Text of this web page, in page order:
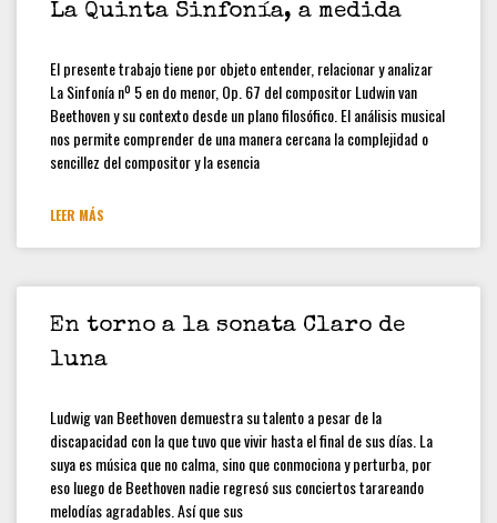
Cuadernos de Trabajo: colección
[CONVOCATORIA CERRADA]
Convocatoria Preliminar: 3ra
Convocatoria abierta, colección
estudiantes y docentes
La Quinta Sinfonía, a medida
El presente trabajo tiene por objeto entender, relacionar y analizar
La Sinfonía nº 5 en do menor, Op. 67 del compositor Ludwin van
Beethoven y su contexto desde un plano filosófico. El análisis musical
nos permite comprender de una manera cercana la complejidad o
sencillez del compositor y la esencia
LEER MÁS
En torno a la sonata Claro de
luna
Ludwig van Beethoven demuestra su talento a pesar de la
discapacidad con la que tuvo que vivir hasta el final de sus días. La
suya es música que no calma, sino que conmociona y perturba, por
eso luego de Beethoven nadie regresó sus conciertos tarareando
melodías agradables. Así que sus